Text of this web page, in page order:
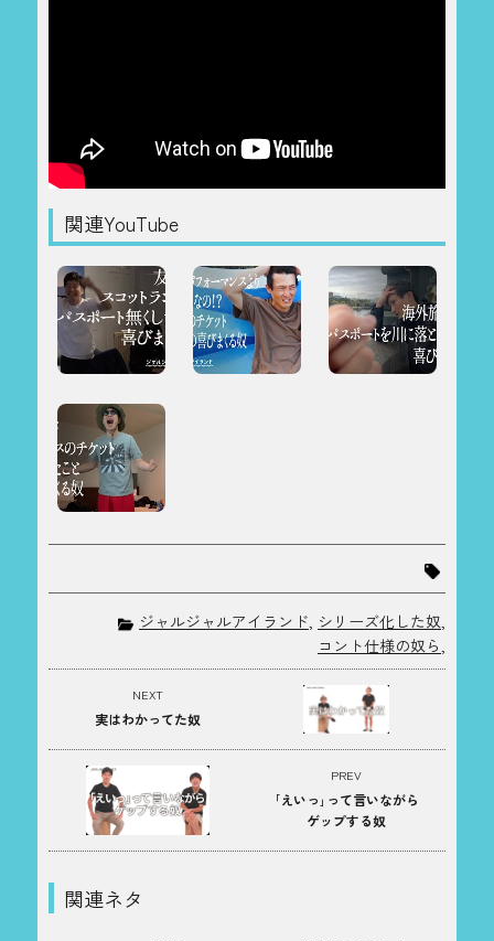
関連YouTube
ジャルジャルアイランド, シリーズ化した奴,
コント仕様の奴ら,
PREV
｢えいっ｣って言いながら
ゲップする奴
NEXT
実はわかってた奴
関連ネタ